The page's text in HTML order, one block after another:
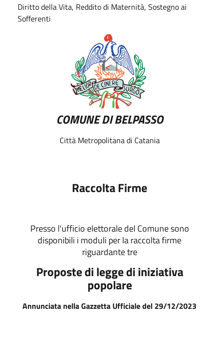
Diritto della Vita, Reddito di Maternità, Sostegno ai
Sofferenti
COMUNE DI BELPASSO
Città Metropolitana di Catania
Raccolta Firme
Presso l'ufficio elettorale del Comune sono
disponibili i moduli per la raccolta firme
riguardante tre
Proposte di legge di iniziativa
popolare
Annunciata nella Gazzetta Ufficiale del 29/12/2023